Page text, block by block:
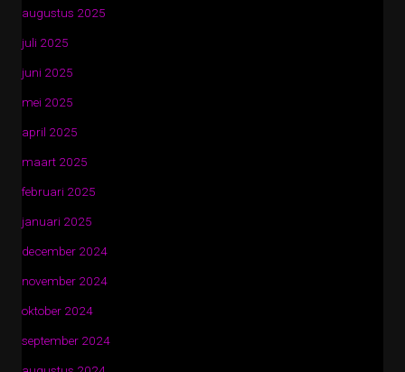
augustus 2025
juli 2025
juni 2025
mei 2025
april 2025
maart 2025
februari 2025
januari 2025
december 2024
november 2024
oktober 2024
september 2024